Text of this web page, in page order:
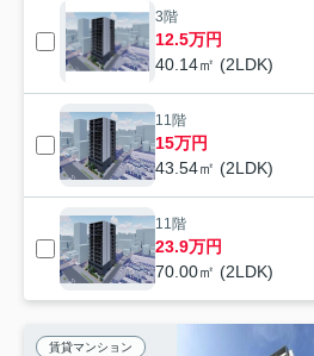
3階
12.5万円
40.14㎡ (2LDK)
11階
15万円
43.54㎡ (2LDK)
11階
23.9万円
70.00㎡ (2LDK)
賃貸マンション